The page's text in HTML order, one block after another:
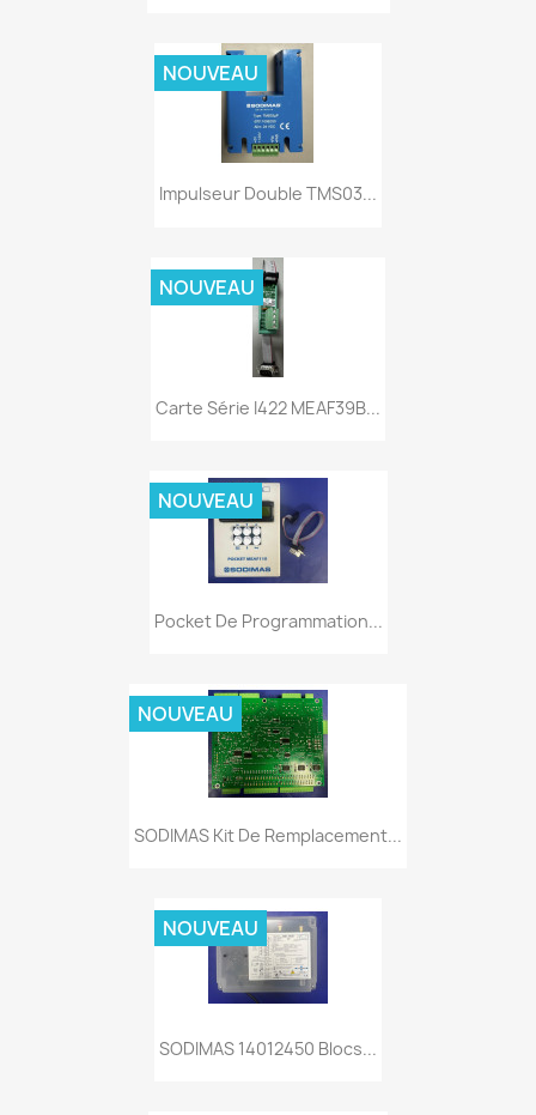
Impulseur Double TMS03...
NOUVEAU
Carte Série I422 MEAF39B...
NOUVEAU
Pocket De Programmation...
NOUVEAU
SODIMAS Kit De Remplacement...
NOUVEAU
SODIMAS 14012450 Blocs...
NOUVEAU